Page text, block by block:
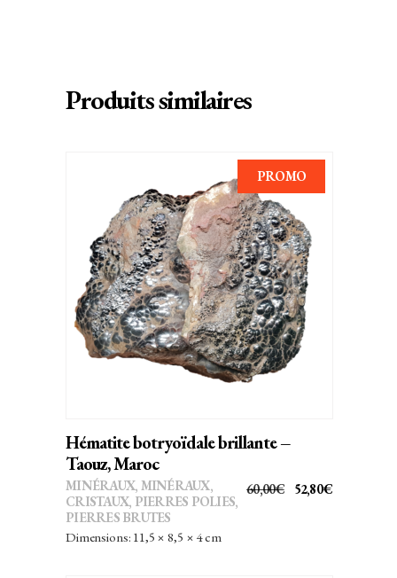
Produits similaires
PROMO
AJOUTER AU PANIER
Hématite botryoïdale brillante –
Taouz, Maroc
60,00€
LE
52,80€LE
MINÉRAUX, MINÉRAUX,
CRISTAUX, PIERRES POLIES,
PIERRES BRUTES
Dimensions: 11,5 × 8,5 × 4 cm